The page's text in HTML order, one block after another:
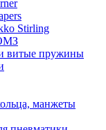
Stirling
витые пружины
манжеты